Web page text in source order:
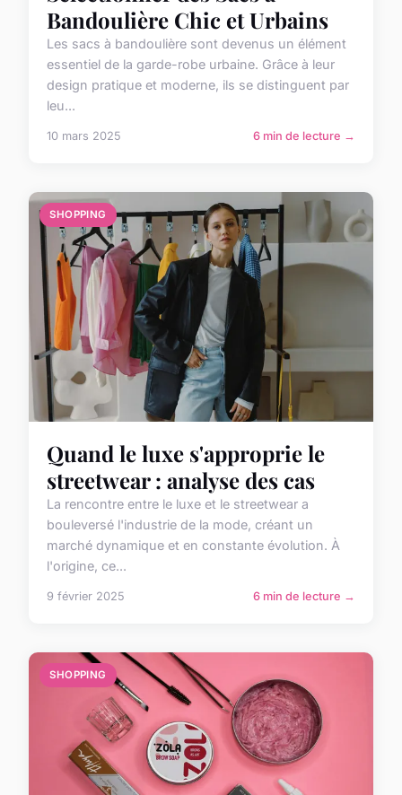
Bandoulière Chic et Urbains
Les sacs à bandoulière sont devenus un élément
essentiel de la garde-robe urbaine. Grâce à leur
design pratique et moderne, ils se distinguent par
leu...
10 mars 2025 6 min de lecture →
SHOPPING
Quand le luxe s'approprie le
streetwear : analyse des cas
La rencontre entre le luxe et le streetwear a
bouleversé l'industrie de la mode, créant un
marché dynamique et en constante évolution. À
l'origine, ce...
9 février 2025 6 min de lecture →
SHOPPING